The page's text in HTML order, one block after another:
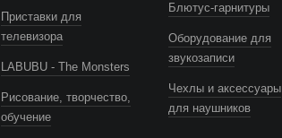
Приставки для
телевизора
LABUBU - The Monsters
Рисование, творчество,
обучение
Блютус-гарнитуры
Оборудование для
звукозаписи
Чехлы и аксессуары
для наушников